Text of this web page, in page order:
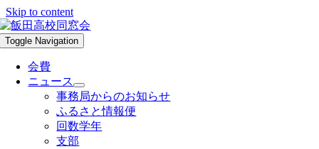
Skip to content
Toggle Navigation
会費
ニュース
事務局からのお知らせ
ふるさと情報便
回数学年
支部